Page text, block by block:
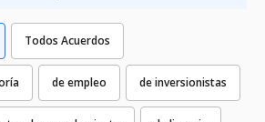
Todos Acuerdos
de empleo de inversionistas